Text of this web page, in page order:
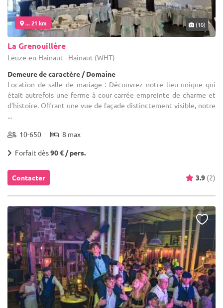
... 21 km (10)
La Grenouillère
Leuze-en-Hainaut - Hainaut (WHT)
Demeure de caractère / Domaine
Location de salle de mariage : Découvrez notre lieu unique qui
était autrefois une ferme à cour carrée empreinte de charme et
d'histoire. Offrant une vue de façade distinctement visible, notre
...
10-650 8 max
Forfait dès90 € / pers.
Contacter 3.9 (2)